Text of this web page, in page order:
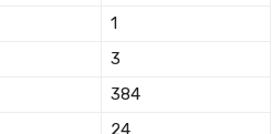
1
3
384
24